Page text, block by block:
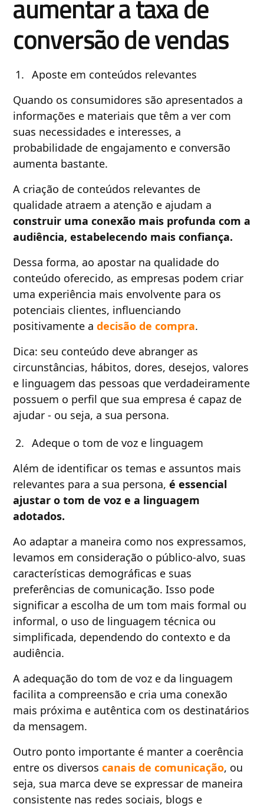
aumentar a taxa de
conversão de vendas
Aposte em conteúdos relevantes
Quando os consumidores são apresentados a
informações e materiais que têm a ver com
suas necessidades e interesses, a
probabilidade de engajamento e conversão
aumenta bastante.
A criação de conteúdos relevantes de
qualidade atraem a atenção e ajudam a
construir uma conexão mais profunda com a
audiência, estabelecendo mais confiança.
Dessa forma, ao apostar na qualidade do
conteúdo oferecido, as empresas podem criar
uma experiência mais envolvente para os
potenciais clientes, influenciando
positivamente adecisão de compra.
Dica: seu conteúdo deve abranger as
circunstâncias, hábitos, dores, desejos, valores
e linguagem das pessoas que verdadeiramente
possuem o perfil que sua empresa é capaz de
ajudar - ou seja, a sua persona.
Adeque o tom de voz e linguagem
Além de identificar os temas e assuntos mais
relevantes para a sua persona,é essencial
ajustar o tom de voz e a linguagem
adotados.
Ao adaptar a maneira como nos expressamos,
levamos em consideração o público-alvo, suas
características demográficas e suas
preferências de comunicação. Isso pode
significar a escolha de um tom mais formal ou
informal, o uso de linguagem técnica ou
simplificada, dependendo do contexto e da
audiência.
A adequação do tom de voz e da linguagem
facilita a compreensão e cria uma conexão
mais próxima e autêntica com os destinatários
da mensagem.
Outro ponto importante é manter a coerência
entre os diversoscanais de comunicação, ou
seja, sua marca deve se expressar de maneira
consistente nas redes sociais, blogs e